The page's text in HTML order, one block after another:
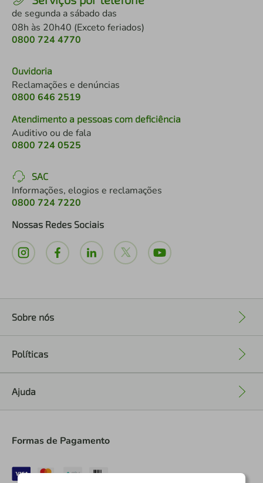
de segunda a sábado das
08h às 20h40 (Exceto feriados)
0800 724 4770
Ouvidoria
Reclamações e denúncias
0800 646 2519
Atendimento a pessoas com deficiência
Auditivo ou de fala
0800 724 0525
SAC
Informações, elogios e reclamações
0800 724 7220
Nossas Redes Sociais
Sobre nós
Políticas
Ajuda
Formas de Pagamento